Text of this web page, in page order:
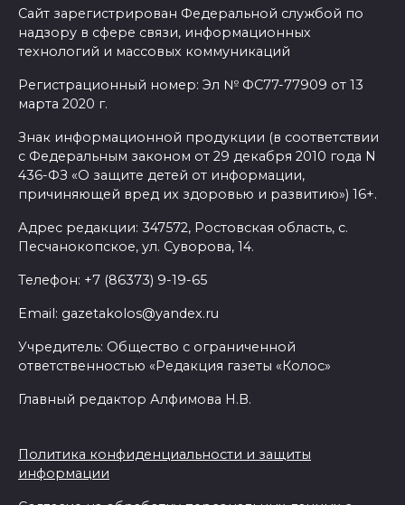
Сайт зарегистрирован Федеральной службой по
надзору в сфере связи, информационных
технологий и массовых коммуникаций
Регистрационный номер: Эл № ФС77-77909 от 13
марта 2020 г.
Знак информационной продукции (в соответствии
с Федеральным законом от 29 декабря 2010 года N
436-ФЗ «О защите детей от информации,
причиняющей вред их здоровью и развитию») 16+.
Адрес редакции: 347572, Ростовская область, с.
Песчанокопское, ул. Суворова, 14.
Телефон: +7 (86373) 9-19-65
Email: gazetakolos@yandex.ru
Учредитель: Общество с ограниченной
ответственностью «Редакция газеты «Колос»
Главный редактор Алфимова Н.В.
Политика конфиденциальности и защиты
информации